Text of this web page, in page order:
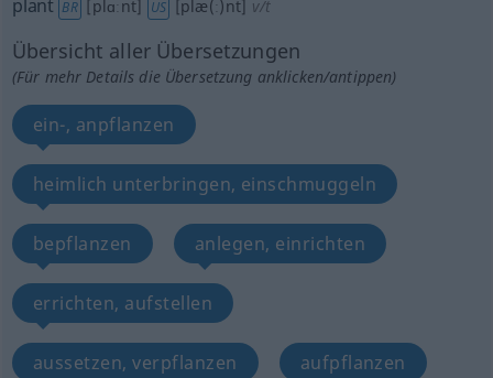
plant BR [plɑːnt] US [plæ(ː)nt] v/t
Übersicht aller Übersetzungen
(Für mehr Details die Übersetzung anklicken/antippen)
ein-, anpflanzen
heimlich unterbringen, einschmuggeln
bepflanzen anlegen, einrichten
errichten, aufstellen
aussetzen, verpflanzen aufpflanzen